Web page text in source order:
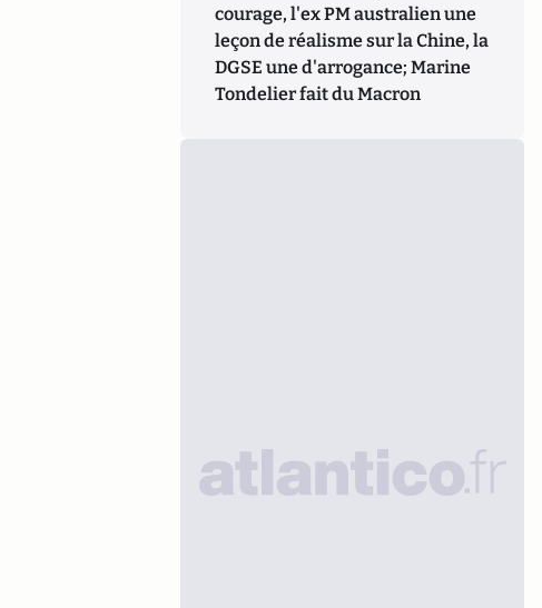
courage, l'ex PM australien une
leçon de réalisme sur la Chine, la
DGSE une d'arrogance; Marine
Tondelier fait du Macron